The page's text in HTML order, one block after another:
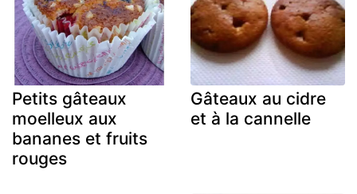
Petits gâteaux
moelleux aux
bananes et fruits
rouges
Gâteaux au cidre
et à la cannelle